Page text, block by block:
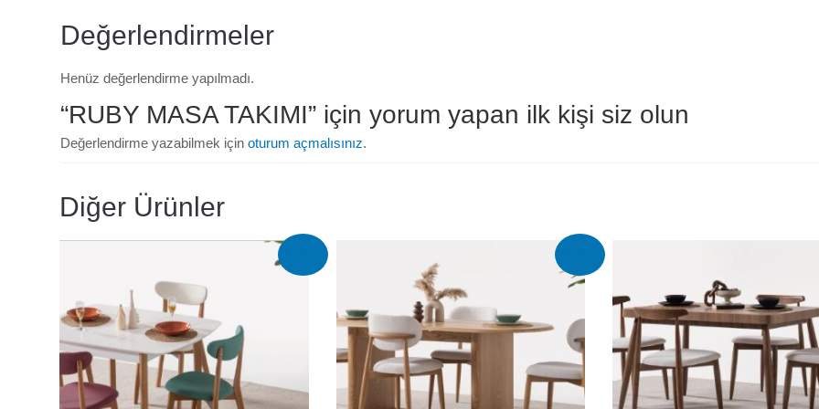
Değerlendirmeler
Henüz değerlendirme yapılmadı.
“RUBY MASA TAKIMI” için yorum yapan ilk kişi siz olun
Değerlendirme yazabilmek için oturum açmalısınız.
Diğer Ürünler